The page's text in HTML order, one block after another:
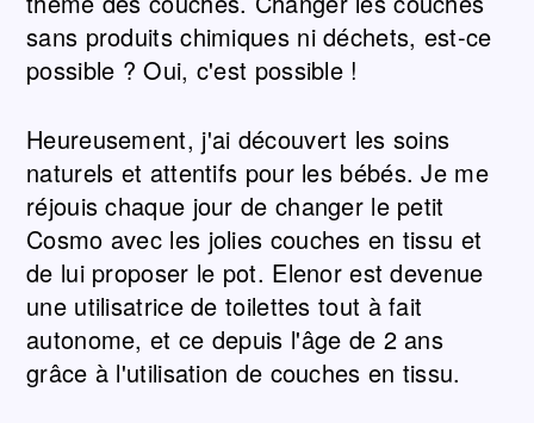
sans produits chimiques ni déchets, est-ce
possible ? Oui, c'est possible !
Heureusement, j'ai découvert les soins
naturels et attentifs pour les bébés. Je me
réjouis chaque jour de changer le petit
Cosmo avec les jolies couches en tissu et
de lui proposer le pot. Elenor est devenue
une utilisatrice de toilettes tout à fait
autonome, et ce depuis l'âge de 2 ans
grâce à l'utilisation de couches en tissu.